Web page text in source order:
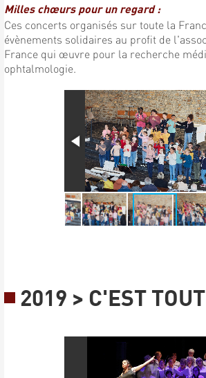
Milles chœurs pour un regard :
Ces concerts organisés sur toute la
évènements solidaires au profit de
France qui œuvre pour la recherche
ophtalmologie.
2019 > C'EST